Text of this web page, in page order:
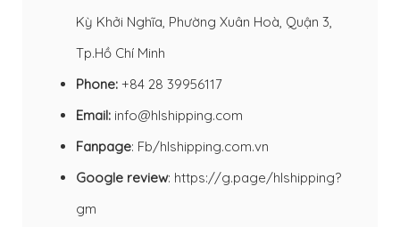
Kỳ Khởi Nghĩa, Phường Xuân Hoà, Quận 3,
Tp.Hồ Chí Minh
Phone: +84 28 39956117
Email: info@hlshipping.com
Fanpage: Fb/hlshipping.com.vn
Google review: https://g.page/hlshipping?
gm